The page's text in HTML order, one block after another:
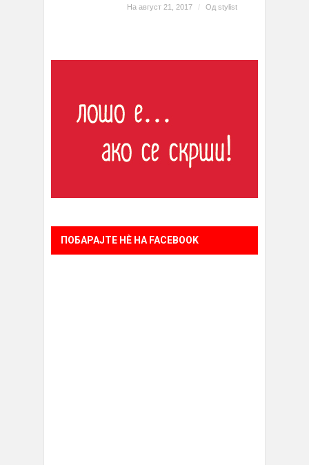
На август 21, 2017 / Од stylist
ПОБАРАЈТЕ НÈ НА FACEBOOK